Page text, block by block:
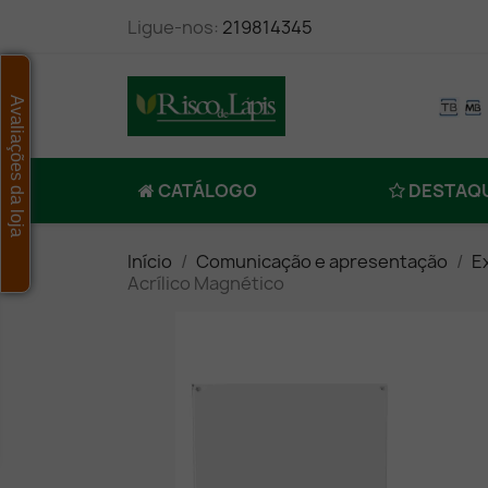
Ligue-nos: 219814345
CATÁLOGO
Início Comunicação e apresentação
Acrílico Magnético
Avaliações da loja